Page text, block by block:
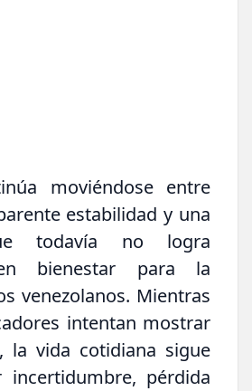
moviéndose entre
estabilidad y una
todavía no logra
bienestar para la
venezolanos. Mientras
intentan mostrar
la vida cotidiana sigue
incertidumbre, pérdida